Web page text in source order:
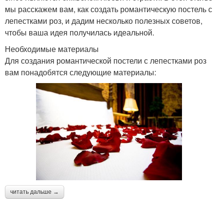
мы расскажем вам, как создать романтическую постель с
лепестками роз, и дадим несколько полезных советов,
чтобы ваша идея получилась идеальной.
Необходимые материалы
Для создания романтической постели с лепестками роз
вам понадобятся следующие материалы:
читать дальше →